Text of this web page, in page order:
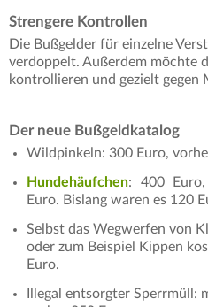
Strengere Kontrollen
Die Bußgelder für einzelne
verdoppelt. Außerdem möchte
kontrollieren und gezielt gegen
Der neue Bußgeldkatalog
Wildpinkeln: 300 Euro,
Hundehäufchen: 400
Euro. Bislang waren es 120
Selbst das Wegwerfen von
oder zum Beispiel Kippen
Euro.
Illegal entsorgter Sperrmüll: